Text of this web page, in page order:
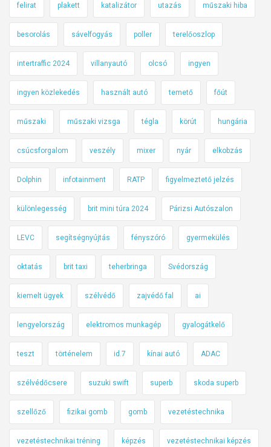
felirat plakett katalizátor utazás műszaki hiba
besorolás sávelfogyás poller terelőoszlop
intertraffic 2024 villanyautó olcsó ingyen
ingyen közlekedés használt autó temető főút
műszaki műszaki vizsga tégla körút hungária
csúcsforgalom veszély mixer nyár elkobzás
Dolphin infotainment RATP figyelmeztető jelzés
különlegesség brit mini túra 2024 Párizsi Autószalon
LEVC segítségnyújtás fényszóró gyermekülés
oktatás brit taxi teherbringa Svédország
kiemelt ügyek szélvédő zajvédő fal ai
lengyelország elektromos munkagép gyalogátkelő
teszt történelem id.7 kínai autó ADAC
szélvédőcsere suzuki swift superb skoda superb
szellőző fizikai gomb gomb vezetéstechnika
vezetéstechnikai tréning képzés vezetéstechnikai képzés